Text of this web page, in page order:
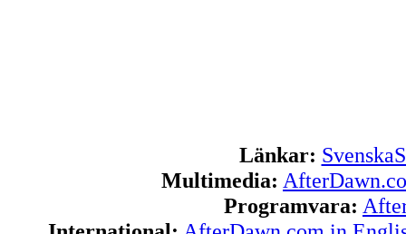
Länkar:
Multimedia:
Programvara: